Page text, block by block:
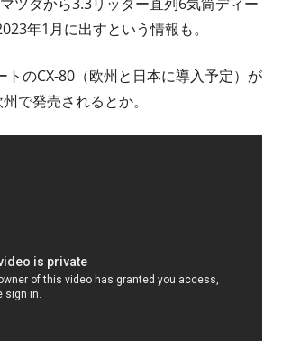
年1月に出すという情報も。
トのCX-80（欧州と日本に導入予定）が
で発売されるとか。